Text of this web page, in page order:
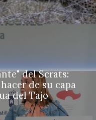
del Scrats:
de su capa
del Tajo